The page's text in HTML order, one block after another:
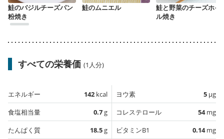
鮭のバジルチーズパン
粉焼き
鮭のムニエル
鮭と野菜のチーズホイ
ル焼き
すべての栄養価 (1人分)
エネルギー 142 kcal
食塩相当量
0.7g
たんぱく質
18.5g
ヨウ素 5 µg
コレステロール
54mg
ビタミンB1
0.14mg